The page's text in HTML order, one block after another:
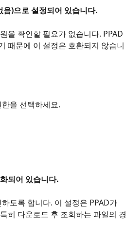
)으로 설정되어 있습니다.
을 확인할 필요가 없습니다. PPAD
때문에 이 설정은 호환되지 않습니
을 선택하세요.
되어 있습니다.
도록 합니다. 이 설정은 PPAD가
히 다운로드 후 조회하는 파일의 경